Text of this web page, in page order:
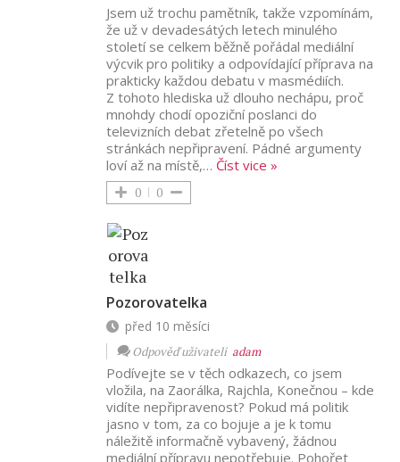
Jsem už trochu pamětník, takže vzpomínám,
že už v devadesátých letech minulého
století se celkem běžně pořádal mediální
výcvik pro politiky a odpovídající příprava na
prakticky každou debatu v masmédiích.
Z tohoto hlediska už dlouho nechápu, proč
mnohdy chodí opoziční poslanci do
televizních debat zřetelně po všech
stránkách nepřipravení. Pádné argumenty
loví až na místě,… Číst vice »
0 0
Pozorovatelka
před 10 měsíci
Odpověď uživateli adam
Podívejte se v těch odkazech, co jsem
vložila, na Zaorálka, Rajchla, Konečnou – kde
vidíte nepřipravenost? Pokud má politik
jasno v tom, za co bojuje a je k tomu
náležitě informačně vybavený, žádnou
mediální přípravu nepotřebuje. Pohořet